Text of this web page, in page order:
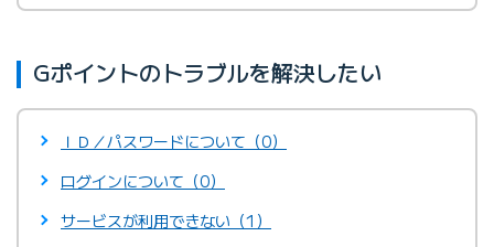
Gポイントのトラブルを解決したい
ＩＤ／パスワードについて（0）
ログインについて（0）
サービスが利用できない（1）